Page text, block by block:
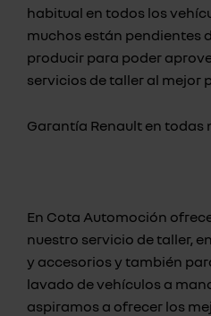
habitual en todos los
muchos están pendientes
producir para poder
servicios de taller al mejor
Garantía Renault en todas
En Cota Automoción
nuestro servicio de taller,
y accesorios y también
lavado de vehículos a
aspiramos a ofrecer los